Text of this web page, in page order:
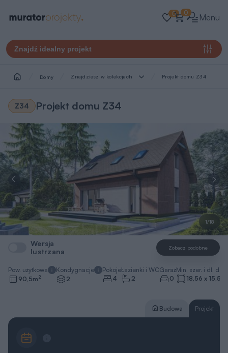
0 0 Menu
Znajdź idealny projekt
Domy Znajdziesz w kolekcjach Projekt domu Z34
Z34 Projekt domu Z34
1/18
Wersja
lustrzana
Zobacz podobne
Pow. użytkowa
90,5m2
Kondygnacje
2
Pokoje
4
Łazienki i WC
2
Garaż
0
Min. szer. i dł.
18,56 x 15,56
Budowa Projekt